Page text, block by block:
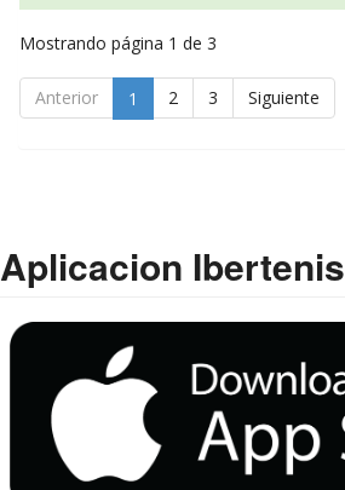
Mostrando página 1 de 3
Anterior 1 2 3 Siguiente
Aplicacion Ibertenis